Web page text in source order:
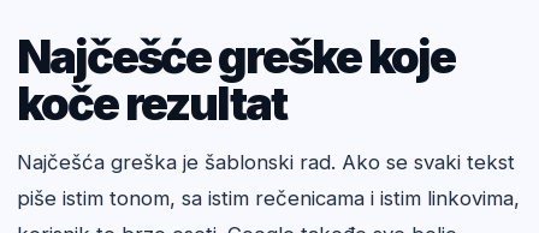
Najčešće greške koje
koče rezultat
Najčešća greška je šablonski rad. Ako se svaki tekst
piše istim tonom, sa istim rečenicama i istim linkovima,